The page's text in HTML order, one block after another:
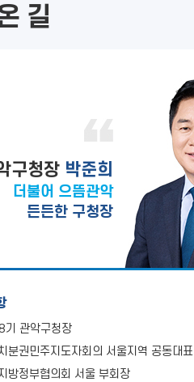
길
구청장 박준희
더불어 으뜸관악
든든한 구청장
기 관악구청장
분권민주지도자회의 서울지역 공동대표
방정부협의회 서울 부회장